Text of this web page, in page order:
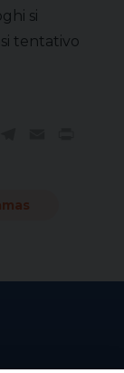
si
tentativo